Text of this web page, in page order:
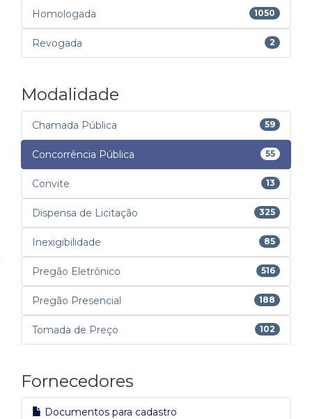
Homologada 1050
Revogada 2
Modalidade
Chamada Pública 59
Concorrência Pública 55
Convite 13
Dispensa de Licitação 325
Inexigibilidade 85
Pregão Eletrônico 516
Pregão Presencial 188
Tomada de Preço 102
Fornecedores
Documentos para cadastro